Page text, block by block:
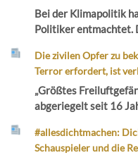
Bei der Klimapolitik
Politiker entmachtet.
Die zivilen Opfer zu
Terror erfordert, ist
„Größtes
abgeriegelt seit 16
#allesdichtmachen:
Schauspieler und die